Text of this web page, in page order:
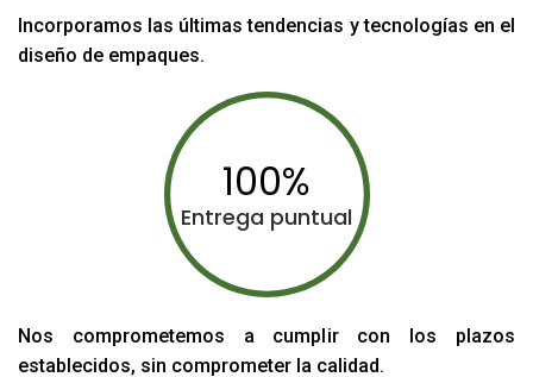
Incorporamos las últimas tendencias y tecnologías en el
diseño de empaques.
100
Entrega puntual
Nos comprometemos a cumplir con los plazos
establecidos, sin comprometer la calidad.